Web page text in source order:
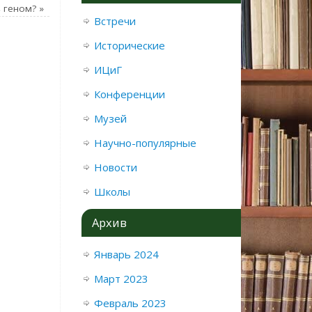
геном? »
Встречи
Исторические
ИЦиГ
Конференции
Музей
Научно-популярные
Новости
Школы
Архив
Январь 2024
Март 2023
Февраль 2023